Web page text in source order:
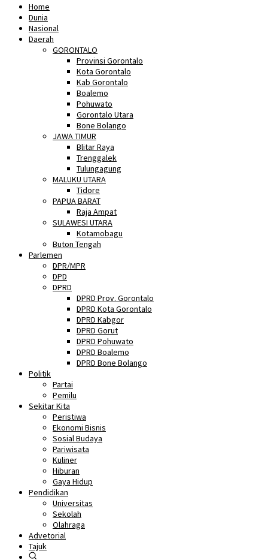
Home
Dunia
Nasional
Daerah
GORONTALO
Provinsi Gorontalo
Kota Gorontalo
Kab Gorontalo
Boalemo
Pohuwato
Gorontalo Utara
Bone Bolango
JAWA TIMUR
Blitar Raya
Trenggalek
Tulungagung
MALUKU UTARA
Tidore
PAPUA BARAT
Raja Ampat
SULAWESI UTARA
Kotamobagu
Buton Tengah
Parlemen
DPR/MPR
DPD
DPRD
DPRD Prov. Gorontalo
DPRD Kota Gorontalo
DPRD Kabgor
DPRD Gorut
DPRD Pohuwato
DPRD Boalemo
DPRD Bone Bolango
Politik
Partai
Pemilu
Sekitar Kita
Peristiwa
Ekonomi Bisnis
Sosial Budaya
Pariwisata
Kuliner
Hiburan
Gaya Hidup
Pendidikan
Universitas
Sekolah
Olahraga
Advetorial
Tajuk